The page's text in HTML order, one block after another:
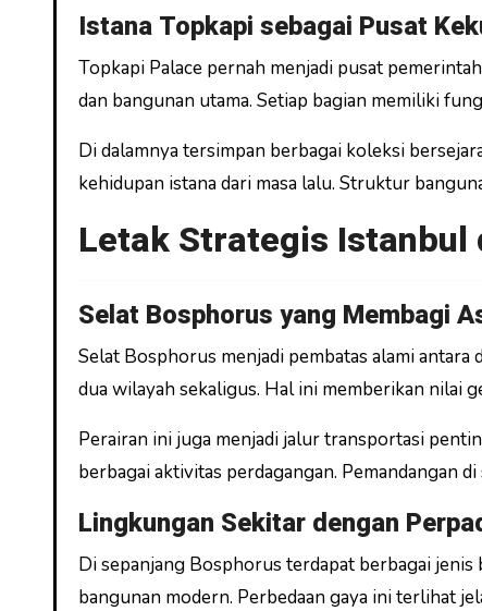
Istana Topkapi sebagai Pusat
Topkapi Palace pernah menjadi pusat
dan bangunan utama. Setiap bagian memiliki
Di dalamnya tersimpan berbagai koleksi
kehidupan istana dari masa lalu. Struktur
Letak Strategis Istanbul
Selat Bosphorus yang Membagi
Selat Bosphorus menjadi pembatas alami
dua wilayah sekaligus. Hal ini memberikan nilai
Perairan ini juga menjadi jalur transportasi
berbagai aktivitas perdagangan. Pemandangan
Lingkungan Sekitar dengan
Di sepanjang Bosphorus terdapat berbagai
bangunan modern. Perbedaan gaya ini terlihat